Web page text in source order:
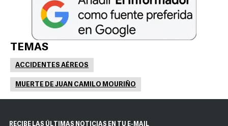
TEMAS
ACCIDENTES AÉREOS
MUERTE DE JUAN CAMILO MOURIÑO
RECIBE LAS ÚLTIMAS NOTICIAS EN TU E-MAIL